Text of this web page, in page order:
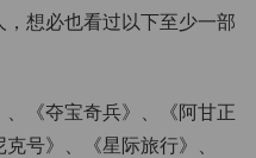
想必也看过以下至少一部
、《夺宝奇兵》、《阿甘正
号》、《星际旅行》、